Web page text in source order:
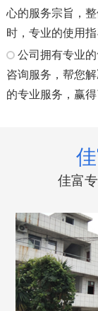
心的服务宗旨，
时，专业的使用
公司拥有专业
咨询服务，帮您
的专业服务，赢
佳富